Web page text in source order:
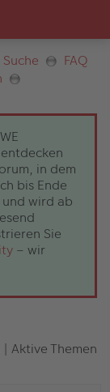
Suche
FAQ
in dem
bis Ende
wird ab
Sie
– wir
| Aktive Themen